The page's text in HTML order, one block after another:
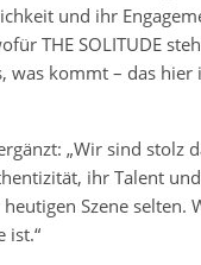
und ihr
THE SOLITUDE
was kommt – das hier
„Wir sind stolz
ihr Talent
Szene selten.
ist.“